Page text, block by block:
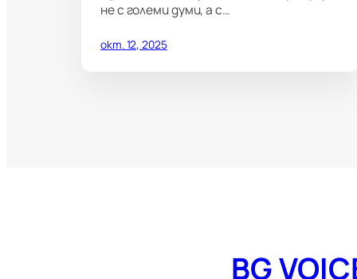
не с големи думи, а с…
окт. 12, 2025
BG